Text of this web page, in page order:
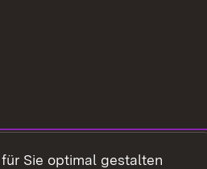
Sie optimal gestalten